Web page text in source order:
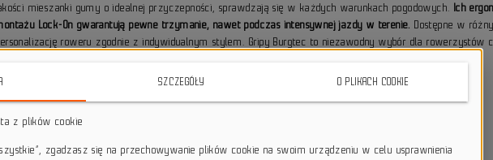
mieszanki gumy o idealnej przyczepności, sprawdzają się w każdych warunkach pogodowych. Ich
Lock-On gwarantują pewne trzymanie, nawet podczas intensywnej jazdy w terenie. Dostępne w
roweru zgodnie z indywidualnym stylem. Gripy Burgtec to niezawodny wybór dla rowerzystów
SZCZEGÓŁY O PLIKACH COOKIE
z plików cookie
zgadzasz się na przechowywanie plików cookie na swoim urządzeniu w celu usprawnienia